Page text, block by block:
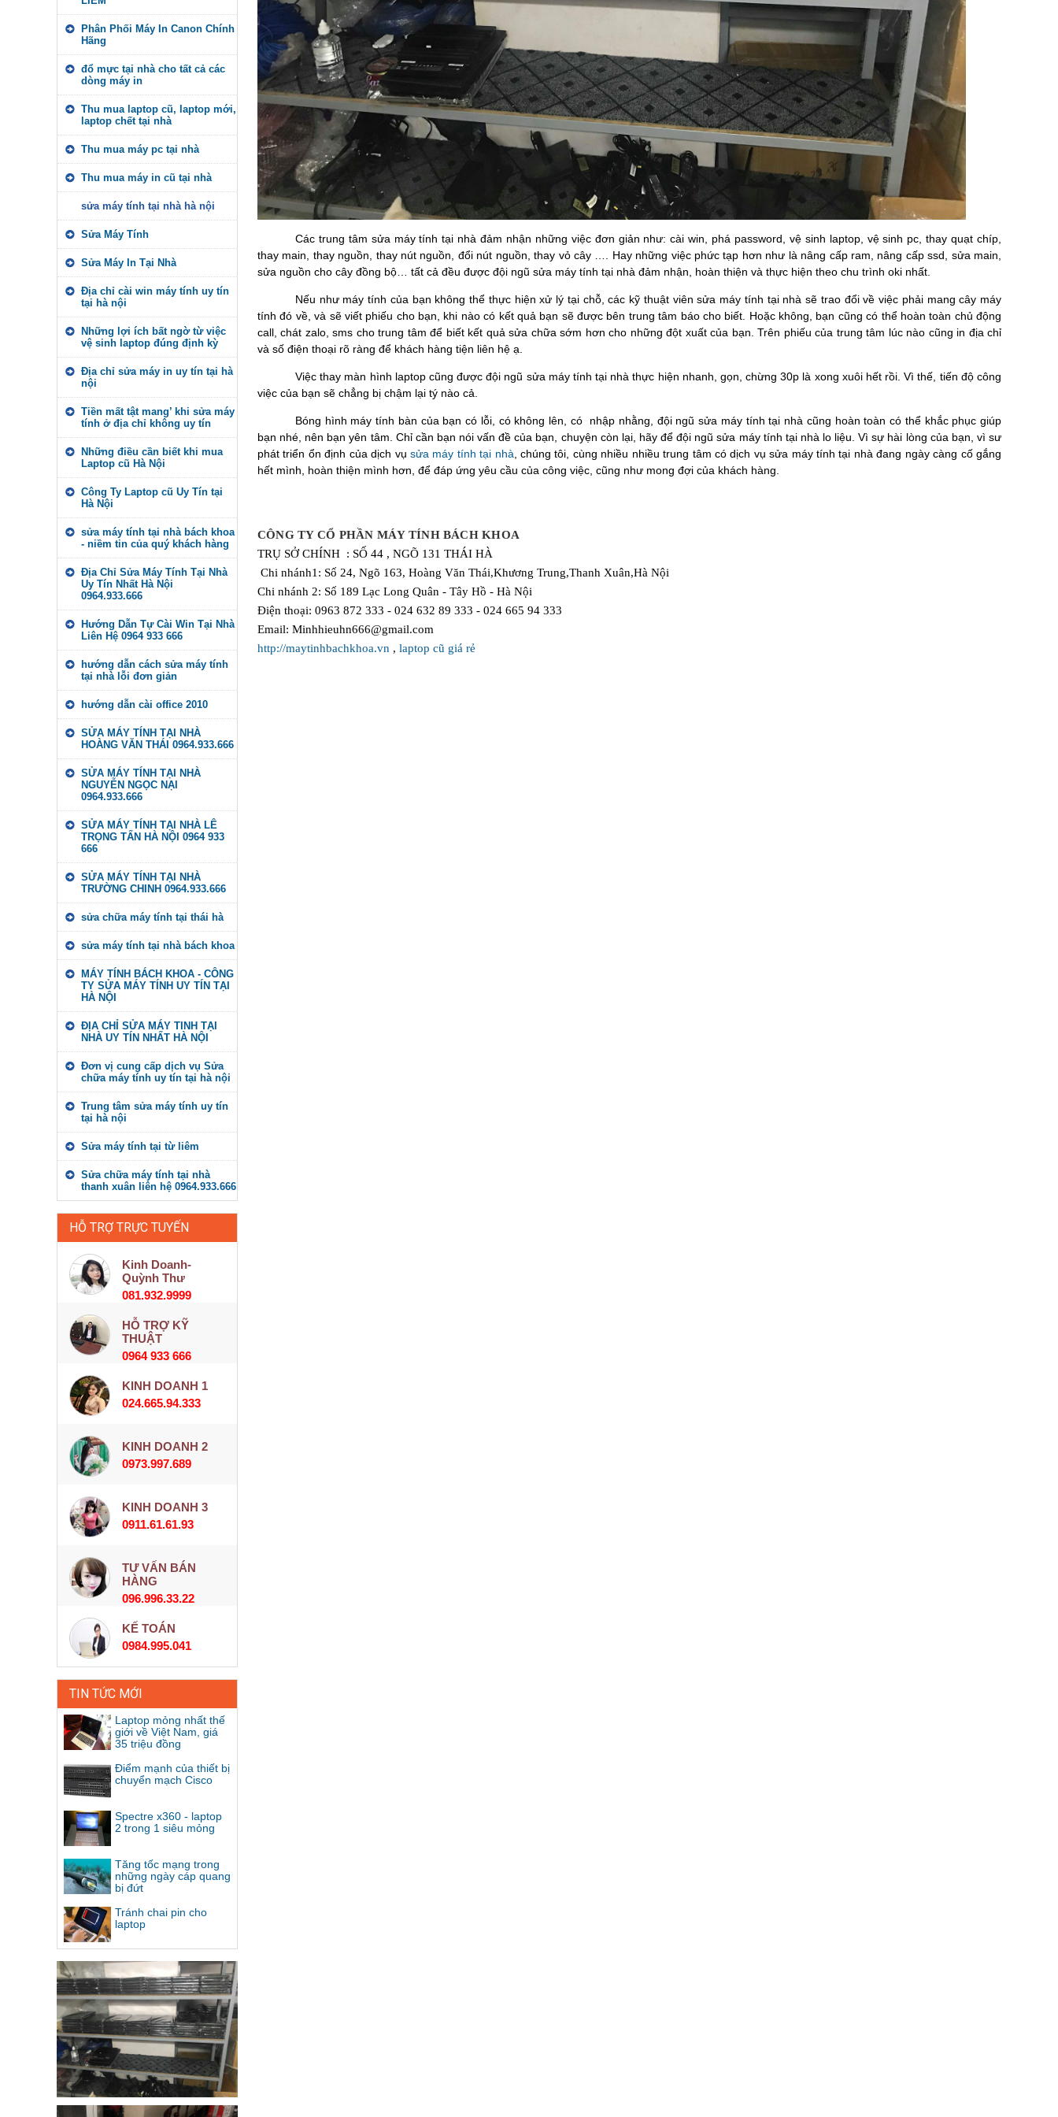
Phân Phối Máy In Canon Chính
Hãng
đổ mực tại nhà cho tất cả các
dòng máy in
Thu mua laptop cũ, laptop mới,
laptop chết tại nhà
Thu mua máy pc tại nhà
Thu mua máy in cũ tại nhà
sửa máy tính tại nhà hà nội
Sửa Máy Tính
Sửa Máy In Tại Nhà
Địa chỉ cài win máy tính uy tín
tại hà nội
Những lợi ích bất ngờ từ việc
vệ sinh laptop đúng định kỳ
Địa chỉ sửa máy in uy tín tại hà
nội
Tiền mất tật mang’ khi sửa máy
tính ở địa chỉ không uy tín
Những điều cần biết khi mua
Laptop cũ Hà Nội
Công Ty Laptop cũ Uy Tín tại
Hà Nội
sửa máy tính tại nhà bách khoa
- niềm tin của quý khách hàng
Địa Chỉ Sửa Máy Tính Tại Nhà
Uy Tín Nhất Hà Nội
0964.933.666
Hướng Dẫn Tự Cài Win Tại Nhà
Liên Hệ 0964 933 666
hướng dẫn cách sửa máy tính
tại nhà lỗi đơn giản
hướng dẫn cài office 2010
SỬA MÁY TÍNH TẠI NHÀ
HOÀNG VĂN THÁI 0964.933.666
SỬA MÁY TÍNH TẠI NHÀ
NGUYỄN NGỌC NẠI
0964.933.666
SỬA MÁY TÍNH TẠI NHÀ LÊ
TRỌNG TẤN HÀ NỘI 0964 933
666
SỬA MÁY TÍNH TẠI NHÀ
TRƯỜNG CHINH 0964.933.666
sửa chữa máy tính tại thái hà
sửa máy tính tại nhà bách khoa
MÁY TÍNH BÁCH KHOA - CÔNG
TY SỬA MÁY TÍNH UY TÍN TẠI
HÀ NỘI
ĐỊA CHỈ SỬA MÁY TINH TẠI
NHÀ UY TÍN NHẤT HÀ NỘI
Đơn vị cung cấp dịch vụ Sửa
chữa máy tính uy tín tại hà nội
Trung tâm sửa máy tính uy tín
tại hà nội
Sửa máy tính tại từ liêm
Sửa chữa máy tính tại nhà
thanh xuân liên hệ 0964.933.666
HỖ TRỢ TRỰC TUYẾN
Kinh Doanh-
Quỳnh Thư
081.932.9999
HỖ TRỢ KỸ
THUẬT
0964 933 666
KINH DOANH 1
024.665.94.333
KINH DOANH 2
0973.997.689
KINH DOANH 3
0911.61.61.93
TƯ VẤN BÁN
HÀNG
096.996.33.22
KẾ TOÁN
0984.995.041
TIN TỨC MỚI
Laptop mỏng nhất thế
giới về Việt Nam, giá
35 triệu đồng
Điểm mạnh của thiết bị
chuyển mạch Cisco
Spectre x360 - laptop
2 trong 1 siêu mỏng
Tăng tốc mạng trong
những ngày cáp quang
bị đứt
Tránh chai pin cho
laptop
Các trung tâm sửa máy tính tại nhà đảm nhận những việc đơn giản như: cài win, phá password, vệ sinh laptop, vệ sinh pc, thay quạt chíp,
thay main, thay nguồn, thay nút nguồn, đổi nút nguồn, thay vỏ cây …. Hay những việc phức tạp hơn như là nâng cấp ram, nâng cấp ssd, sửa main,
sửa nguồn cho cây đồng bộ… tất cả đều được đội ngũ sửa máy tính tại nhà đảm nhận, hoàn thiện và thực hiện theo chu trình oki nhất.
Nếu như máy tính của bạn không thể thực hiện xử lý tại chỗ, các kỹ thuật viên sửa máy tính tại nhà sẽ trao đổi về việc phải mang cây máy
tính đó về, và sẽ viết phiếu cho bạn, khi nào có kết quả bạn sẽ được bên trung tâm báo cho biết. Hoặc không, bạn cũng có thể hoàn toàn chủ động
call, chát zalo, sms cho trung tâm để biết kết quả sửa chữa sớm hơn cho những đột xuất của bạn. Trên phiếu của trung tâm lúc nào cũng in địa chỉ
và số điện thoại rõ ràng để khách hàng tiện liên hệ ạ.
Việc thay màn hình laptop cũng được đội ngũ sửa máy tính tại nhà thực hiện nhanh, gọn, chừng 30p là xong xuôi hết rồi. Vì thế, tiến độ công
việc của bạn sẽ chẳng bị chậm lại tý nào cả.
Bóng hình máy tính bàn của bạn có lỗi, có không lên, có
nhập nhằng, đội ngũ sửa máy tính tại nhà cũng hoàn toàn có thể khắc phục giúp
bạn nhé, nên bạn yên tâm. Chỉ cần bạn nói vấn đề của bạn, chuyện còn lại, hãy để đội ngũ sửa máy tính tại nhà lo liệu. Vì sự hài lòng của bạn, vì sư
phát triển ổn định của dịch vụ sửa máy tính tại nhà , chúng tôi, cùng nhiều nhiều trung tâm có dịch vụ sửa máy tính tại nhà đang ngày càng cố gắng
hết mình, hoàn thiện mình hơn, để đáp ứng yêu cầu của công việc, cũng như mong đợi của khách hàng.
CÔNG TY CỔ PHẦN MÁY TÍNH BÁCH KHOA
TRỤ SỞ CHÍNH : SỐ 44 , NGÕ 131 THÁI HÀ
Chi nhánh1: Số 24, Ngõ 163, Hoàng Văn Thái,Khương Trung,Thanh Xuân,Hà Nội
Chi nhánh 2: Số 189 Lạc Long Quân - Tây Hồ - Hà Nội
Điện thoại: 0963 872 333 - 024 632 89 333 - 024 665 94 333
Email: Minhhieuhn666@gmail.com
http://maytinhbachkhoa.vn , laptop cũ giá rẻ